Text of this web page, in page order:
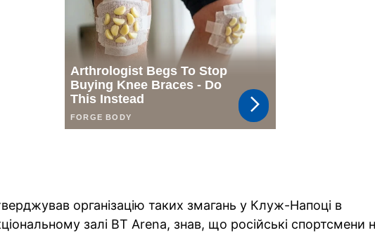
організацію таких змагань у Клуж-Напоці в
залі BT Arena, знав, що російські спортсмени